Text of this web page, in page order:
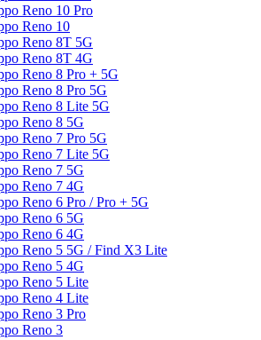
Reno 10 Pro
Reno 10
Reno 8T 5G
Reno 8T 4G
Reno 8 Pro + 5G
Reno 8 Pro 5G
Reno 8 Lite 5G
Reno 8 5G
Reno 7 Pro 5G
Reno 7 Lite 5G
Reno 7 5G
Reno 7 4G
Reno 6 Pro / Pro + 5G
Reno 6 5G
Reno 6 4G
Reno 5 5G / Find X3 Lite
Reno 5 4G
Reno 5 Lite
Reno 4 Lite
Reno 3 Pro
Reno 3